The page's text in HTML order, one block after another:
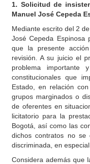
1. Solicitud de
Manuel José Cepeda
Mediante escrito del 2
José Cepeda Espinosa
que la presente
revisión. A su juicio el
problema importante
constitucionales que
Estado, en relación
grupos marginados o
de oferentes en
licitatorio para la
Bogotá, así como las
dichos contratos no se
discriminada, en
Considera además que